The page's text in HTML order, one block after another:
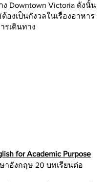
ง Downtown Victoria ดังนั้น
องเป็นกังวลในเรื่องอาหาร
รเดินทาง
for Academic Purpose
าอังกฤษ 20 บทเรียนต่อ